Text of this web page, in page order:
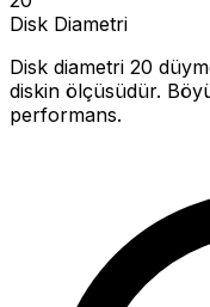
Disk Diametri
Disk diametri 20
diskin ölçüsüdür.
performans.